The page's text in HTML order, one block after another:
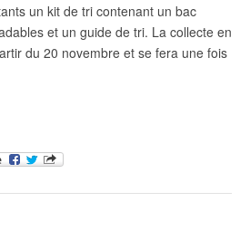
un kit de tri contenant un bac
et un guide de tri. La collecte en
du 20 novembre et se fera une fois